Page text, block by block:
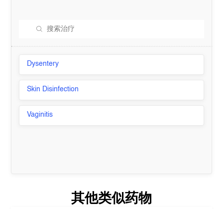
Dysentery
Skin Disinfection
Vaginitis
其他类似药物